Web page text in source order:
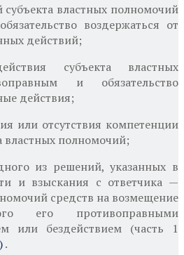
властных полномочий
воздержаться от
действий;
субъекта властных
и обязательство
действия;
или отсутствия компетенции
властных полномочий;
из решений, указанных в
и взыскания с ответчика —
средств на возмещение
его противоправными
или бездействием (часть 1
).